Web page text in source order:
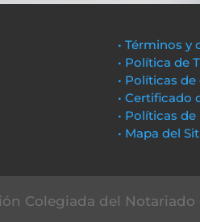
• Términos y
• Política de
• Políticas
• Certificado
• Políticas
• Mapa del
Colegiada del Notariado